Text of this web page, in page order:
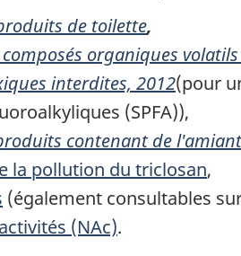
de toilette,
organiques
interdites, 2012(pour
(SPFA)),
contenant de
la pollution du triclosan,
(également consultables
(NAc).